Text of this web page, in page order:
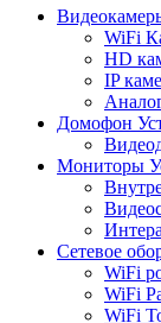
WiFi
HD
IP
Домофон
Мониторы
Сетевое
WiFi
WiFi
WiFi